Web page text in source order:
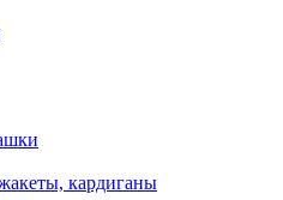
кардиганы